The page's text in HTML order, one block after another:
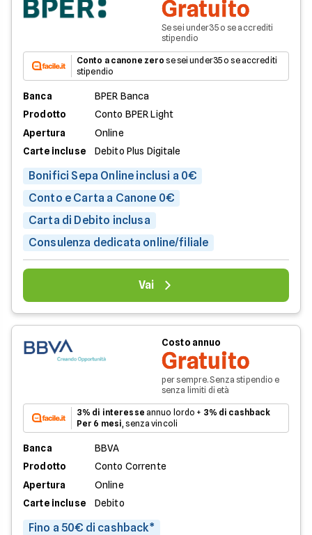
Gratuito
Se sei under35 o se accrediti
stipendio
Conto a canone zero se sei under35 o se accrediti
stipendio
Banca
BPER Banca
Prodotto
Conto BPER Light
Apertura
Online
Carte incluse
Debito Plus Digitale
Bonifici Sepa Online inclusi a 0€
Conto e Carta a Canone 0€
Carta di Debito inclusa
Consulenza dedicata online/filiale
Vai
Costo annuo
Gratuito
per sempre. Senza stipendio e
senza limiti di età
3% di interesse annuo lordo + 3% di cashback
Per 6 mesi , senza vincoli
Banca
BBVA
Prodotto
Conto Corrente
Apertura
Online
Carte incluse
Debito
Fino a 50€ di cashback*